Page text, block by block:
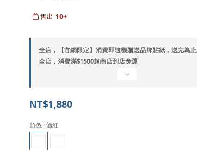
售出 10+
全店，【官網限定】消費即隨機贈送品牌貼紙，送完為止
全店，消費滿$1500超商店到店免運
NT$1,880
顏色 : 酒紅